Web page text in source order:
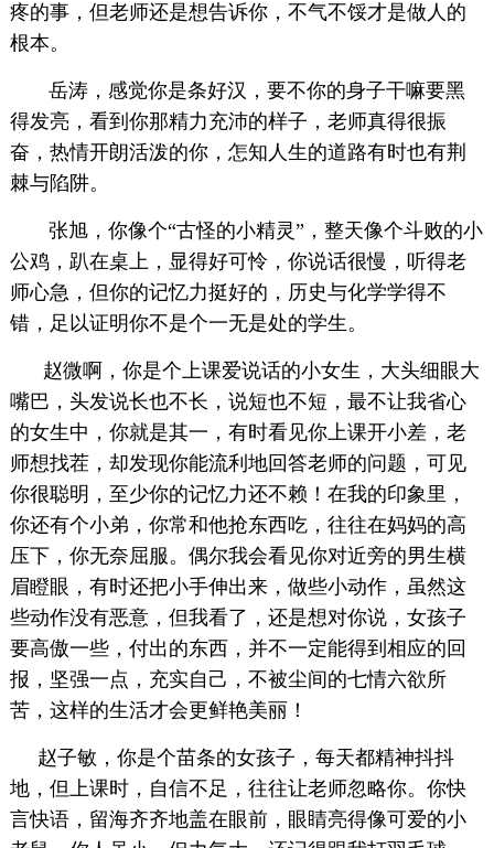
疼的事，但老师还是想告诉你，不气不馁才是做人的
根本。
岳涛，感觉你是条好汉，要不你的身子干嘛要黑
得发亮，看到你那精力充沛的样子，老师真得很振
奋，热情开朗活泼的你，怎知人生的道路有时也有荆
棘与陷阱。
张旭，你像个“古怪的小精灵”，整天像个斗败的小
公鸡，趴在桌上，显得好可怜，你说话很慢，听得老
师心急，但你的记忆力挺好的，历史与化学学得不
错，足以证明你不是个一无是处的学生。
赵微啊，你是个上课爱说话的小女生，大头细眼大
嘴巴，头发说长也不长，说短也不短，最不让我省心
的女生中，你就是其一，有时看见你上课开小差，老
师想找茬，却发现你能流利地回答老师的问题，可见
你很聪明，至少你的记忆力还不赖！在我的印象里，
你还有个小弟，你常和他抢东西吃，往往在妈妈的高
压下，你无奈屈服。偶尔我会看见你对近旁的男生横
眉瞪眼，有时还把小手伸出来，做些小动作，虽然这
些动作没有恶意，但我看了，还是想对你说，女孩子
要高傲一些，付出的东西，并不一定能得到相应的回
报，坚强一点，充实自己，不被尘间的七情六欲所
苦，这样的生活才会更鲜艳美丽！
赵子敏，你是个苗条的女孩子，每天都精神抖抖
地，但上课时，自信不足，往往让老师忽略你。你快
言快语，留海齐齐地盖在眼前，眼睛亮得像可爱的小